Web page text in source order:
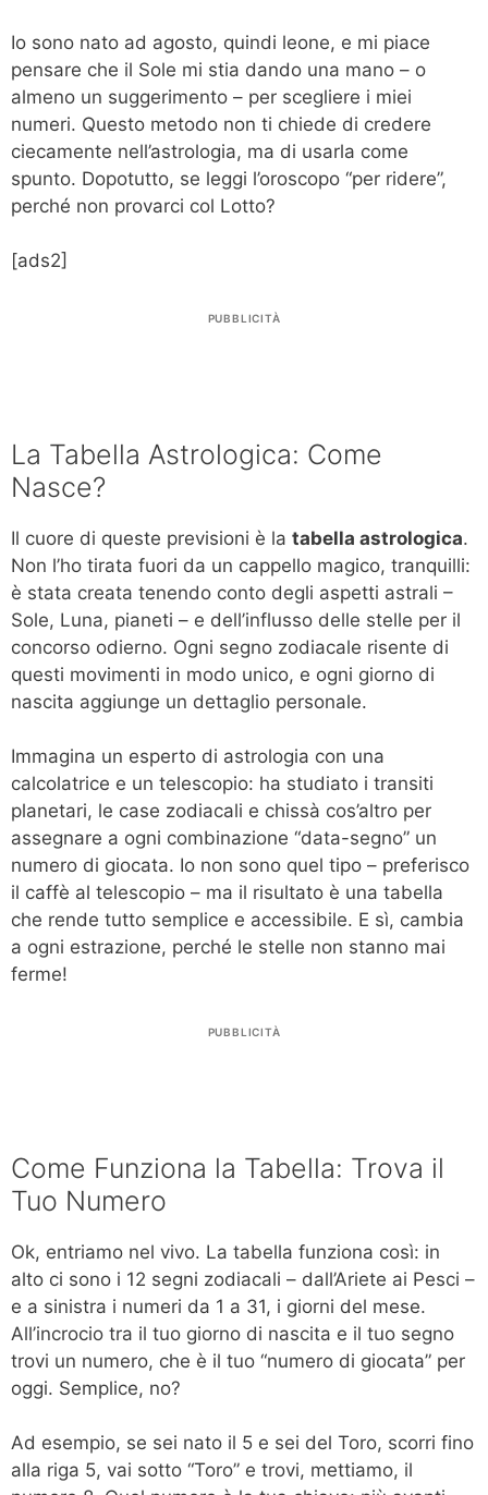
Io sono nato ad agosto, quindi leone, e mi piace
pensare che il Sole mi stia dando una mano – o
almeno un suggerimento – per scegliere i miei
numeri. Questo metodo non ti chiede di credere
ciecamente nell’astrologia, ma di usarla come
spunto. Dopotutto, se leggi l’oroscopo “per ridere”,
perché non provarci col Lotto?
[ads2]
PUBBLICITÀ
La Tabella Astrologica: Come
Nasce?
Il cuore di queste previsioni è la tabella astrologica.
Non l’ho tirata fuori da un cappello magico, tranquilli:
è stata creata tenendo conto degli aspetti astrali –
Sole, Luna, pianeti – e dell’influsso delle stelle per il
concorso odierno. Ogni segno zodiacale risente di
questi movimenti in modo unico, e ogni giorno di
nascita aggiunge un dettaglio personale.
Immagina un esperto di astrologia con una
calcolatrice e un telescopio: ha studiato i transiti
planetari, le case zodiacali e chissà cos’altro per
assegnare a ogni combinazione “data-segno” un
numero di giocata. Io non sono quel tipo – preferisco
il caffè al telescopio – ma il risultato è una tabella
che rende tutto semplice e accessibile. E sì, cambia
a ogni estrazione, perché le stelle non stanno mai
ferme!
PUBBLICITÀ
Come Funziona la Tabella: Trova il
Tuo Numero
Ok, entriamo nel vivo. La tabella funziona così: in
alto ci sono i 12 segni zodiacali – dall’Ariete ai Pesci –
e a sinistra i numeri da 1 a 31, i giorni del mese.
All’incrocio tra il tuo giorno di nascita e il tuo segno
trovi un numero, che è il tuo “numero di giocata” per
oggi. Semplice, no?
Ad esempio, se sei nato il 5 e sei del Toro, scorri fino
alla riga 5, vai sotto “Toro” e trovi, mettiamo, il